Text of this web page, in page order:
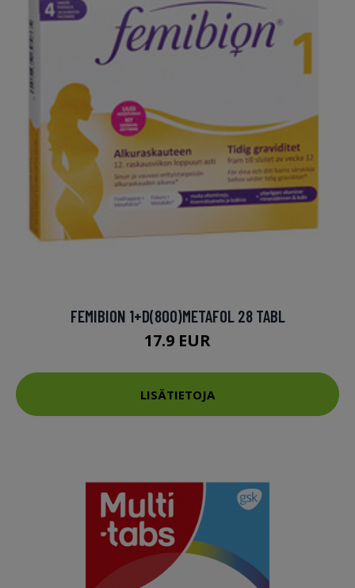
FEMIBION 1+D(800)METAFOL 28 TABL
17.9 EUR
LISÄTIETOJA